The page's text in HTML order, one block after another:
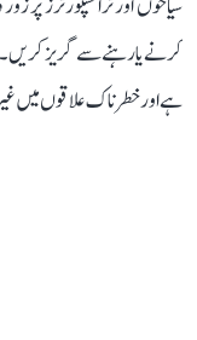
کرنے یا رہنے سے گریز کریں۔
ہے اور خطرناک علاقوں میں